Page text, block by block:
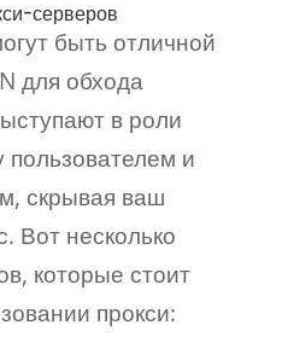
серверов
быть отличной
для обхода
в роли
и
скрывая ваш
Вот несколько
которые стоит
прокси: